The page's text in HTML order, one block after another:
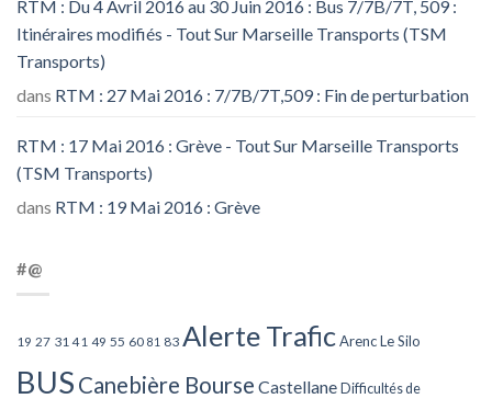
RTM : Du 4 Avril 2016 au 30 Juin 2016 : Bus 7/7B/7T, 509 :
Itinéraires modifiés - Tout Sur Marseille Transports (TSM
Transports)
dans RTM : 27 Mai 2016 : 7/7B/7T,509 : Fin de perturbation
RTM : 17 Mai 2016 : Grève - Tout Sur Marseille Transports
(TSM Transports)
dans RTM : 19 Mai 2016 : Grève
#@
19 27 31 41 49 55 60 81 83 Alerte TraficArenc Le Silo
BUS Canebière Bourse Castellane Difficultés de